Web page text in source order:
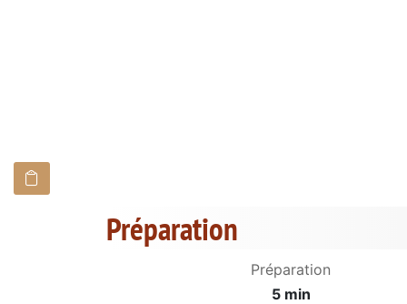
Préparation
Préparation
5 min